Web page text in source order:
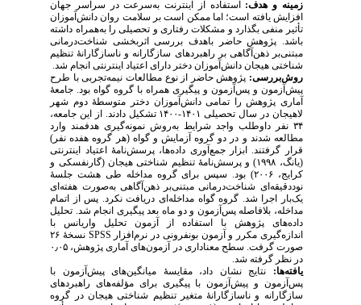
زمینه و هدف:استفاده از اینترنت به‌سرعت در سراسر جهان
افزایش یافته است؛ اما ممکن است بر سلامت روان دانش‌آموزان
تأثیر منفی بگذارد و مشکلات رفتاری و تحصیلی را به‌همراه داشته
باشد. پژوهش حاضر باهدف بررسی اثربخشی شناخت‌درمانی
مبتنی‌بر ذهن‌آگاهی بر راهبردهای سازگارانه و ناسازگارانهٔ تنظیم
شناختی هیجان دانش‌آموزان دختر دارای اعتیاد اینترنتی انجام شد.
روش‌بررسی: پژوهش حاضر از نوع مطالعات نیمه‌تجربی با طرح
پیش‌آزمون و پس‌آزمون و پیگیری همراه با گروه گواه بود. جامعهٔ
آماری پژوهش را تمامی دانش‌آموزان دختر متوسطهٔ دوم شهر
لاهیجاندر سال تحصیلی ۱۴۰۱-۱۴۰۰
تشکیل دادند. از این جامعه،
۳۴ نفر داوطلب واجد شرایط به‌روش نمونه‌گیری هدفمند وارد
مطالعه شدند و در دو گروه آزمایش و گواه (هر گروه هفده نفر)
قرار گرفتند. ابزار جمع‌آوری داده‌ها،پرسش‌نامهٔ اعتیاد اینترنتی
(یانگ، ۱۹۹۸) و
پرسش‌نامهٔ تنظیم شناختی هیجان (گارنفسکی و
کرایج، ۲۰۰۶) بود. سپس برای گروه مداخله طی هشت جلسهٔ
نوددقیقه‌ای شناخت‌درمانی مبتنی‌بر ذهن‌آگاهی به‌صورت هفته‌ای
یک‌بار اجرا شد. گروه گواه مداخله‌ای دریافت نکرد. پس از اتمام
مداخله، بلافاصله پس‌آزمون و دو ماه بعد پیگیری انجام شد. تحلیل
داده‌های پژوهش با استفاده از آزمون تحلیل واریانس با
اندازه‌‌گیری مکرر و آزمون بونفرونی در نرم‌افزار SPSS
نسخهٔ ۲۶
صورت گرفت. سطح معناداری در آزمون‌های آماری پژوهش، ۰٫۰۵
در نظر گرفته شد.
یافته‌ها:نتایج نشان داد، مقایسهٔ میانگین‌های پیش‌آزمون با
پس‌آزمون و پیش‌آزمون با پیگیری برای مؤلفه‌های راهبردهای
سازگارانه و ناسازگارانهٔ متغیر تنظیم شناختی هیجان در گروه